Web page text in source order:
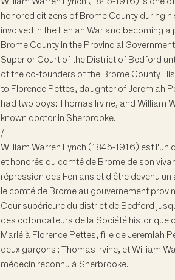
honored citizens of Brome County during
involved in the Fenian War and becoming
Brome County in the Provincial
Superior Court of the District of Bedford
of the co-founders of the Brome County
to Florence Pettes, daughter of Jeremiah
had two boys: Thomas Irvine, and William
known doctor in Sherbrooke.
/
William Warren Lynch (1845-1916) est l'un
et honorés du comté de Brome de son
répression des Fenians et d'être devenu
le comté de Brome au gouvernement
Cour supérieure du district de Bedford
des cofondateurs de la Société historique
Marié à Florence Pettes, fille de Jeremiah
deux garçons : Thomas Irvine, et William
médecin reconnu à Sherbrooke.